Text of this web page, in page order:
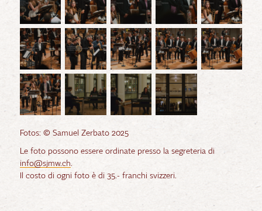
Fotos: © Samuel Zerbato 2025
Le foto possono essere ordinate presso la segreteria di
info@sjmw.ch.
Il costo di ogni foto è di 35.- franchi svizzeri.